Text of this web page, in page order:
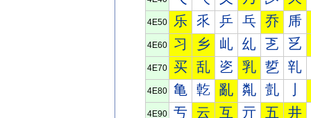
4E50 乐 乑 乒 乓 乔 乕
4E60 习 乡 乢 乣 乤 乥
4E70 买 乱 乲 乳 乴 乵
4E80 亀 亁 亂 亃 亄
4E90 亐 云 互 亓 五 井